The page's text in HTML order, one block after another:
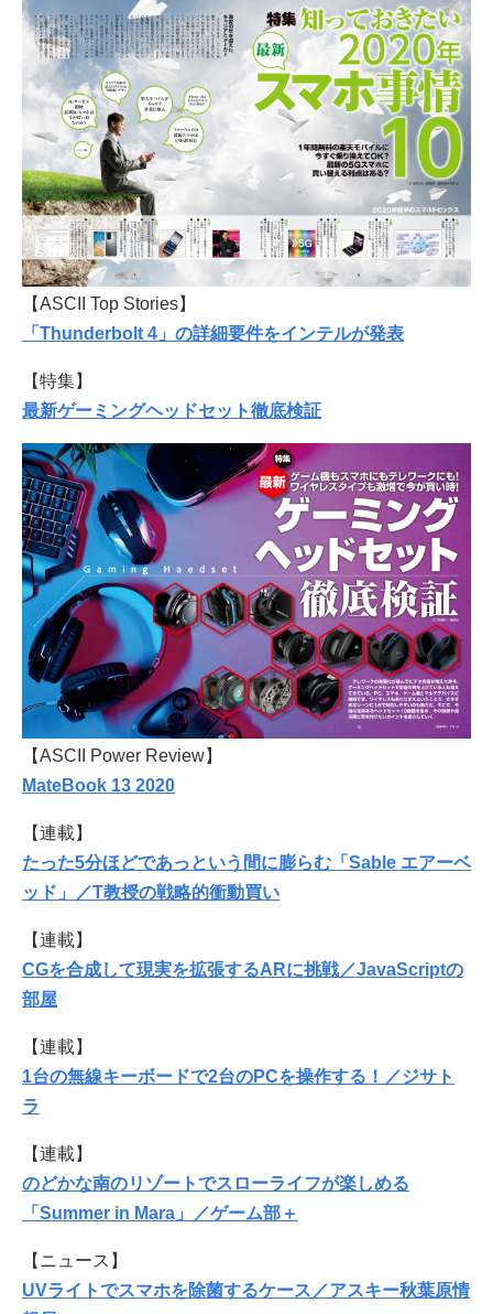
【ASCII Top Stories】
「Thunderbolt 4」の詳細要件をインテルが発表
【特集】
最新ゲーミングヘッドセット徹底検証
【ASCII Power Review】
MateBook 13 2020
【連載】
たった5分ほどであっという間に膨らむ「Sable エアーベ
ッド」／T教授の戦略的衝動買い
【連載】
CGを合成して現実を拡張するARに挑戦／JavaScriptの
部屋
【連載】
1台の無線キーボードで2台のPCを操作する！／ジサト
ラ
【連載】
のどかな南のリゾートでスローライフが楽しめる
「Summer in Mara」／ゲーム部＋
【ニュース】
UVライトでスマホを除菌するケース／アスキー秋葉原情